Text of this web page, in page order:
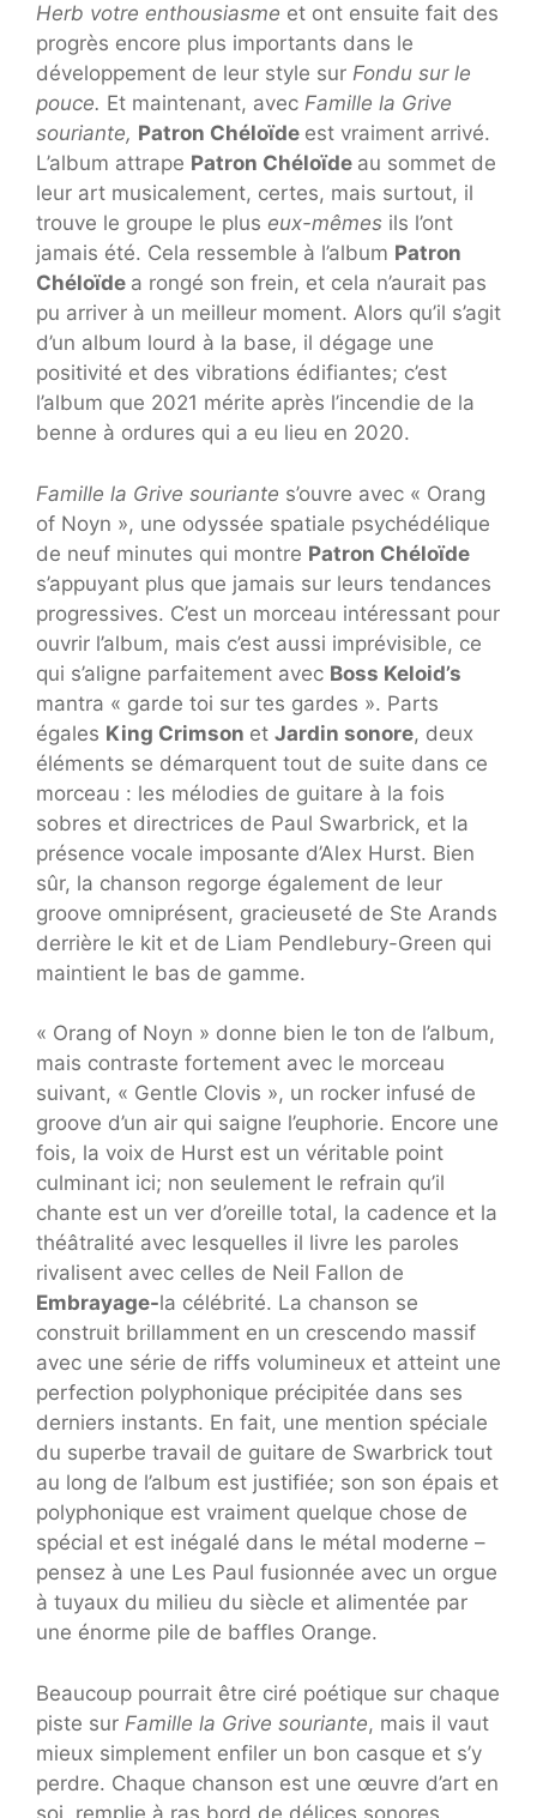
Herb votre enthousiasme et ont ensuite fait des
progrès encore plus importants dans le
développement de leur style sur Fondu sur le
pouce. Et maintenant, avec Famille la Grive
souriante, Patron Chéloïde est vraiment arrivé.
L’album attrape Patron Chéloïde au sommet de
leur art musicalement, certes, mais surtout, il
trouve le groupe le plus eux-mêmes ils l’ont
jamais été. Cela ressemble à l’album Patron
Chéloïde a rongé son frein, et cela n’aurait pas
pu arriver à un meilleur moment. Alors qu’il s’agit
d’un album lourd à la base, il dégage une
positivité et des vibrations édifiantes; c’est
l’album que 2021 mérite après l’incendie de la
benne à ordures qui a eu lieu en 2020.
Famille la Grive souriante s’ouvre avec « Orang
of Noyn », une odyssée spatiale psychédélique
de neuf minutes qui montre Patron Chéloïde
s’appuyant plus que jamais sur leurs tendances
progressives. C’est un morceau intéressant pour
ouvrir l’album, mais c’est aussi imprévisible, ce
qui s’aligne parfaitement avec Boss Keloid’s
mantra « garde toi sur tes gardes ». Parts
égales King Crimson et Jardin sonore, deux
éléments se démarquent tout de suite dans ce
morceau : les mélodies de guitare à la fois
sobres et directrices de Paul Swarbrick, et la
présence vocale imposante d’Alex Hurst. Bien
sûr, la chanson regorge également de leur
groove omniprésent, gracieuseté de Ste Arands
derrière le kit et de Liam Pendlebury-Green qui
maintient le bas de gamme.
« Orang of Noyn » donne bien le ton de l’album,
mais contraste fortement avec le morceau
suivant, « Gentle Clovis », un rocker infusé de
groove d’un air qui saigne l’euphorie. Encore une
fois, la voix de Hurst est un véritable point
culminant ici; non seulement le refrain qu’il
chante est un ver d’oreille total, la cadence et la
théâtralité avec lesquelles il livre les paroles
rivalisent avec celles de Neil Fallon de
Embrayage-la célébrité. La chanson se
construit brillamment en un crescendo massif
avec une série de riffs volumineux et atteint une
perfection polyphonique précipitée dans ses
derniers instants. En fait, une mention spéciale
du superbe travail de guitare de Swarbrick tout
au long de l’album est justifiée; son son épais et
polyphonique est vraiment quelque chose de
spécial et est inégalé dans le métal moderne –
pensez à une Les Paul fusionnée avec un orgue
à tuyaux du milieu du siècle et alimentée par
une énorme pile de baffles Orange.
Beaucoup pourrait être ciré poétique sur chaque
piste sur Famille la Grive souriante, mais il vaut
mieux simplement enfiler un bon casque et s’y
perdre. Chaque chanson est une œuvre d’art en
soi, remplie à ras bord de délices sonores